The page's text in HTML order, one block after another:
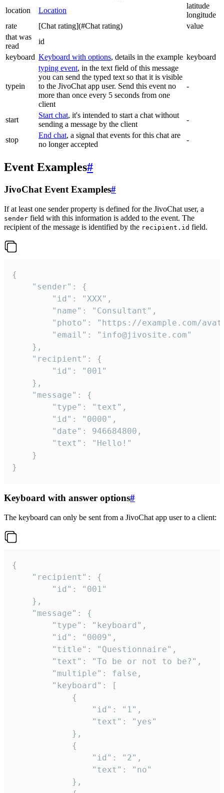
location Location
latitude
longitude
rate
[Chat rating](#Chat rating)
value
that was
read
id
keyboard Keyboard with options, details in the example keyboard
typein
typing event, in the text field of this message
you can send the typed text so that it is visible
to the JivoChat app user. Send this event no
more than once every 5 seconds from one
client
-
start
Start chat, it's intended to start a chat without
sending a message by the client
-
stop
End chat, a signal that events for this chat are
no longer accepted
-
Event Examples#
JivoChat Event Examples#
If at least one sender property is defined for the JivoChat user, a
sender field with this information is added to the event. The
recipient of the message is identified by the recipient.id field.
{
}
Keyboard with answer options#
The keyboard can only be sent from a JivoChat app user to a client:
{